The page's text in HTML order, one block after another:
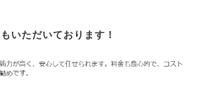
いただいております！